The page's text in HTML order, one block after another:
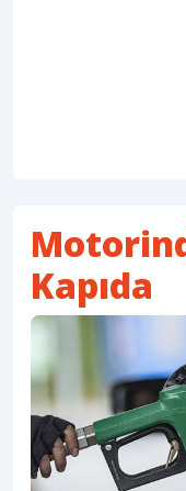
Kapıda